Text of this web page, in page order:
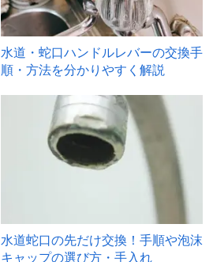
水道・蛇口ハンドルレバーの交換手
順・方法を分かりやすく解説
水道蛇口の先だけ交換！手順や泡沫
キャップの選び方・手入れ